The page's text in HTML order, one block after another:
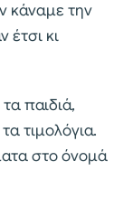
κάναμε την
έτσι κι
παιδιά,
τιμολόγια.
στο όνομά